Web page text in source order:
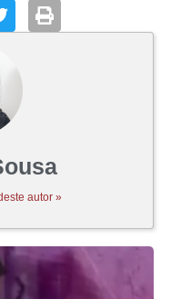
autor »